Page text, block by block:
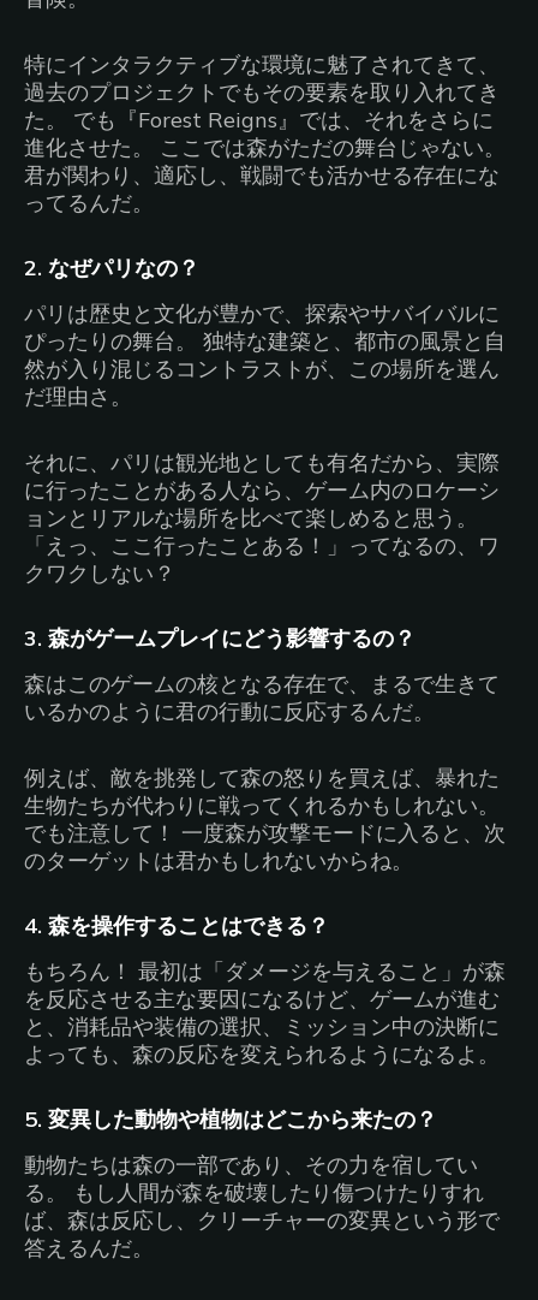
特にインタラクティブな環境に魅了されてきて、
過去のプロジェクトでもその要素を取り入れてき
た。 でも『Forest Reigns』では、それをさらに
進化させた。 ここでは森がただの舞台じゃない。
君が関わり、適応し、戦闘でも活かせる存在にな
ってるんだ。
2. なぜパリなの？
パリは歴史と文化が豊かで、探索やサバイバルに
ぴったりの舞台。 独特な建築と、都市の風景と自
然が入り混じるコントラストが、この場所を選ん
だ理由さ。
それに、パリは観光地としても有名だから、実際
に行ったことがある人なら、ゲーム内のロケーシ
ョンとリアルな場所を比べて楽しめると思う。
「えっ、ここ行ったことある！」ってなるの、ワ
クワクしない？
3. 森がゲームプレイにどう影響するの？
森はこのゲームの核となる存在で、まるで生きて
いるかのように君の行動に反応するんだ。
例えば、敵を挑発して森の怒りを買えば、暴れた
生物たちが代わりに戦ってくれるかもしれない。
でも注意して！ 一度森が攻撃モードに入ると、次
のターゲットは君かもしれないからね。
4. 森を操作することはできる？
もちろん！ 最初は「ダメージを与えること」が森
を反応させる主な要因になるけど、ゲームが進む
と、消耗品や装備の選択、ミッション中の決断に
よっても、森の反応を変えられるようになるよ。
5. 変異した動物や植物はどこから来たの？
動物たちは森の一部であり、その力を宿してい
る。 もし人間が森を破壊したり傷つけたりすれ
ば、森は反応し、クリーチャーの変異という形で
答えるんだ。